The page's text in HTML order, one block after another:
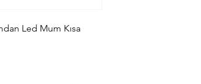
Led Mum Kısa